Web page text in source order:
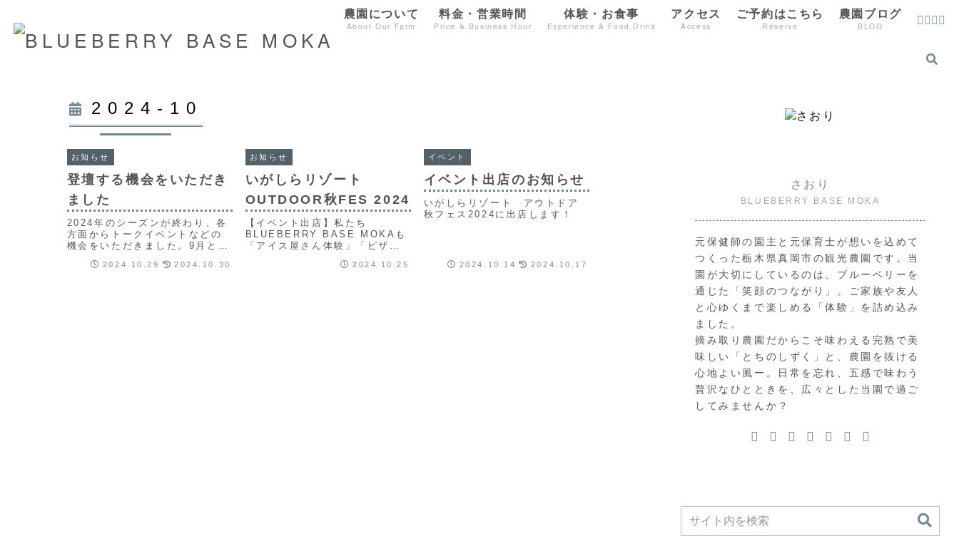
農園について
About Our Farm
料金・営業時間
Price & Business Hour
体験・お食事
Experience & Food,Drink
アクセス
Access
ご予約はこちら
Reserve
農園ブログ
BLOG
2024-10
お知らせ
登壇する機会をいただき
ました
2024年のシーズンが終わり、各
方面からトークイベントなどの
機会をいただきました。9月と10
んの方々に私の想いを届けるこ
2024.10.29 2024.10.30
お知らせ
いがしらリゾート
OUTDOOR秋FES 2024
【イベント出店】私たち
BLUEBERRY BASE MOKAも
「アイス屋さん体験」「ピザ焼
ルーベリー観光農園なのにアイ
2024.10.25
イベント
イベント出店のお知らせ
いがしらリゾート アウトドア
秋フェス2024に出店します！
2024.10.14 2024.10.17
さおり
BLUEBERRY BASE MOKA
元保健師の園主と元保育士が想いを込めて
つくった栃木県真岡市の観光農園です。当
園が大切にしているのは、ブルーベリーを
通じた「笑顔のつながり」。ご家族や友人
と心ゆくまで楽しめる「体験」を詰め込み
ました。
摘み取り農園だからこそ味わえる完熟で美
味しい「とちのしずく」と、農園を抜ける
心地よい風ー。日常を忘れ、五感で味わう
贅沢なひとときを、広々とした当園で過ご
してみませんか？